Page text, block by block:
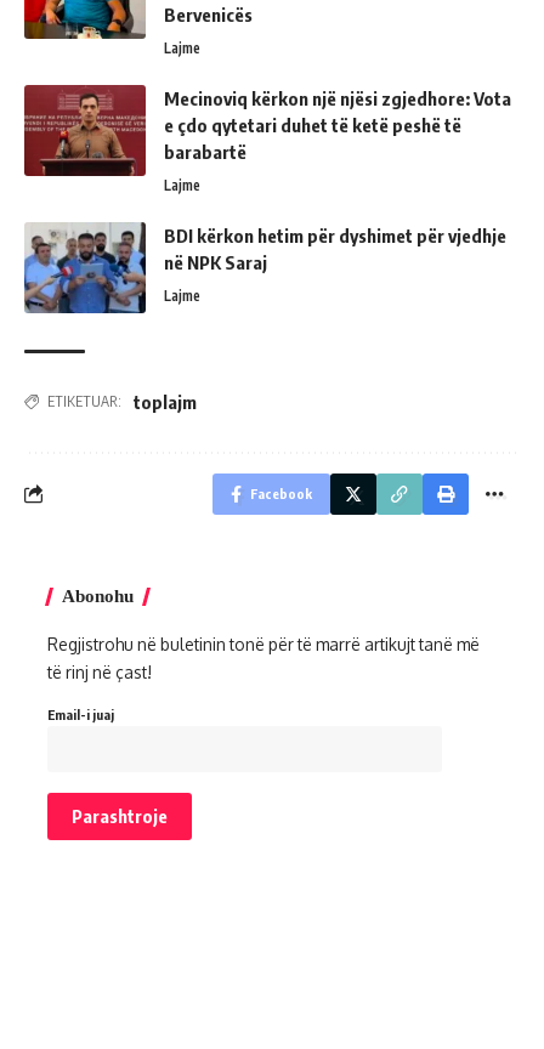
Bervenicës
Lajme
Mecinoviq kërkon një njësi zgjedhore: Vota
e çdo qytetari duhet të ketë peshë të
barabartë
Lajme
BDI kërkon hetim për dyshimet për vjedhje
në NPK Saraj
Lajme
ETIKETUAR: toplajm
Facebook
Abonohu
Regjistrohu në buletinin tonë për të marrë artikujt tanë më
të rinj në çast!
Email-i juaj